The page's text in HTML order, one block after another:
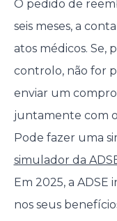
O pedido de
seis meses, a
atos médicos. Se,
controlo, não for
enviar um
juntamente com
Pode fazer uma
simulador da
Em 2025, a
nos seus